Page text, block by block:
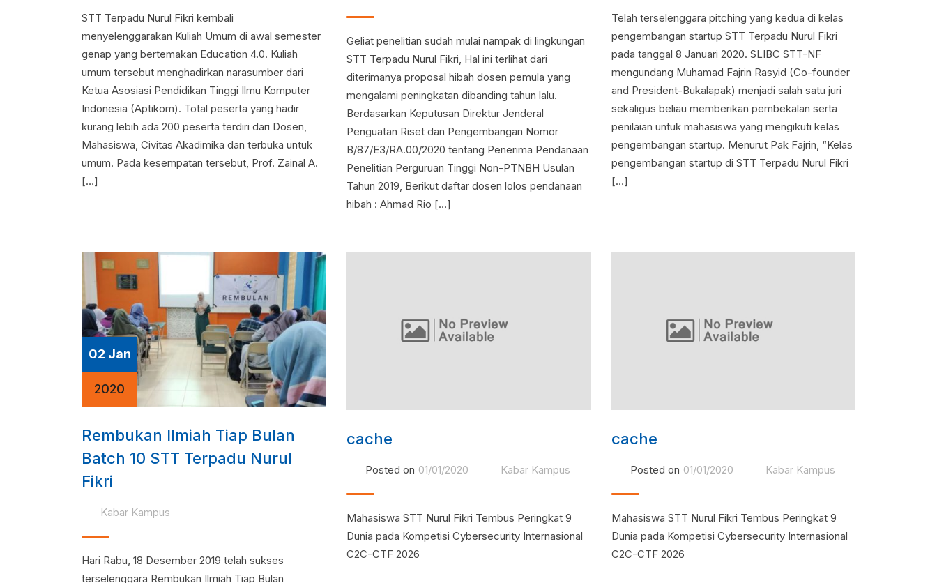
STT Terpadu Nurul Fikri kembali
menyelenggarakan Kuliah Umum di awal semester
genap yang bertemakan Education 4.0. Kuliah
umum tersebut menghadirkan narasumber dari
Ketua Asosiasi Pendidikan Tinggi Ilmu Komputer
Indonesia (Aptikom). Total peserta yang hadir
kurang lebih ada 200 peserta terdiri dari Dosen,
Mahasiswa, Civitas Akadimika dan terbuka untuk
umum. Pada kesempatan tersebut, Prof. Zainal A.
[…]
Geliat penelitian sudah mulai nampak di lingkungan
STT Terpadu Nurul Fikri, Hal ini terlihat dari
diterimanya proposal hibah dosen pemula yang
mengalami peningkatan dibanding tahun lalu.
Berdasarkan Keputusan Direktur Jenderal
Penguatan Riset dan Pengembangan Nomor
B/87/E3/RA.00/2020 tentang Penerima Pendanaan
Penelitian Perguruan Tinggi Non-PTNBH Usulan
Tahun 2019, Berikut daftar dosen lolos pendanaan
hibah : Ahmad Rio […]
Telah terselenggara pitching yang kedua di kelas
pengembangan startup STT Terpadu Nurul Fikri
pada tanggal 8 Januari 2020. SLIBC STT-NF
mengundang Muhamad Fajrin Rasyid (Co-founder
and President-Bukalapak) menjadi salah satu juri
sekaligus beliau memberikan pembekalan serta
penilaian untuk mahasiswa yang mengikuti kelas
pengembangan startup. Menurut Pak Fajrin, “Kelas
pengembangan startup di STT Terpadu Nurul Fikri
[…]
02 Jan
2020
Rembukan Ilmiah Tiap Bulan
Batch 10 STT Terpadu Nurul
Fikri
Kabar Kampus
Hari Rabu, 18 Desember 2019 telah sukses
terselenggara Rembukan Ilmiah Tiap Bulan
cache
Posted on 01/01/2020 Kabar Kampus
Mahasiswa STT Nurul Fikri Tembus Peringkat 9
Dunia pada Kompetisi Cybersecurity Internasional
C2C-CTF 2026
cache
Posted on 01/01/2020 Kabar Kampus
Mahasiswa STT Nurul Fikri Tembus Peringkat 9
Dunia pada Kompetisi Cybersecurity Internasional
C2C-CTF 2026